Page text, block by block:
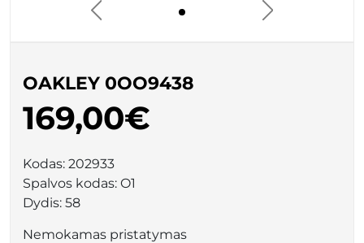
OAKLEY 0OO9438
169,00€
Kodas: 202933
Spalvos kodas: O1
Dydis: 58
Nemokamas pristatymas